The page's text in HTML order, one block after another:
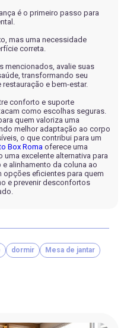
é o primeiro passo para
mas uma necessidade
correta.
mencionados, avalie suas
transformando seu
e bem-estar.
conforto e suporte
como escolhas seguras.
quem valoriza uma
melhor adaptação ao corpo
o que contribui para um
Box Roma oferece uma
uma excelente alternativa para
alinhamento da coluna ao
eficientes para quem
e prevenir desconfortos
dormir
Mesa de jantar